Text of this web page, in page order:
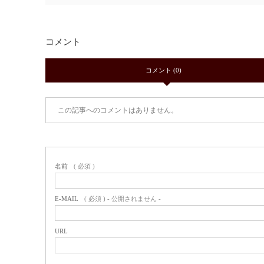
コメント
コメント (0)
この記事へのコメントはありません。
名前 ( 必須 )
E-MAIL ( 必須 ) - 公開されません -
URL